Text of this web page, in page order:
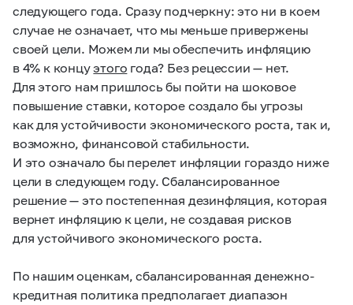
следующего года. Сразу подчеркну: это ни в коем
случае не означает, что мы меньше привержены
своей цели. Можем ли мы обеспечить инфляцию
в 4% к концуэтого года? Без рецессии — нет.
Для этого нам пришлось бы пойти на шоковое
повышение ставки, которое создало бы угрозы
как для устойчивости экономического роста, так и,
возможно, финансовой стабильности.
И это означало бы перелет инфляции гораздо ниже
цели в следующем году. Сбалансированное
решение — это постепенная дезинфляция, которая
вернет инфляцию к цели, не создавая рисков
для устойчивого экономического роста.
По нашим оценкам, сбалансированная денежно-
кредитная политика предполагает диапазон